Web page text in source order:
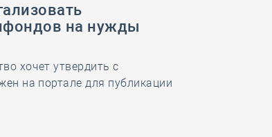
на нужды
хочет утвердить с
на портале для публикации